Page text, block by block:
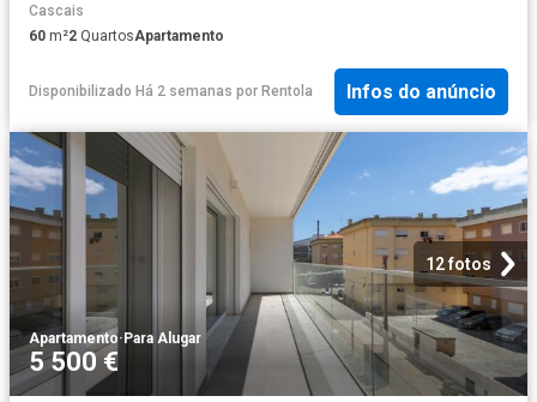
Cascais
60 m²2 QuartosApartamento
Disponibilizado Há 2 semanas por Rentola Infos do anúncio
12 fotos
Apartamento· Para Alugar
5 500 €